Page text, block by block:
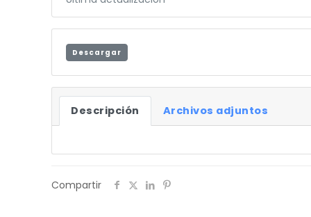
Descargar
Descripción Archivos adjuntos
Compartir